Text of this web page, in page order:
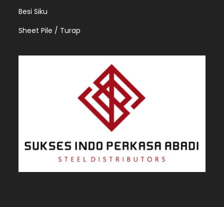
Besi Siku
Sheet Pile / Turap